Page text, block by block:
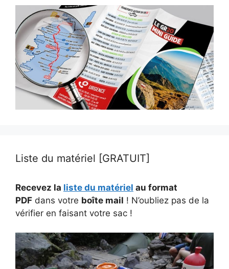
Liste du matériel [GRATUIT]
Recevez la liste du matériel au format
PDF dans votre boîte mail ! N’oubliez pas de la
vérifier en faisant votre sac !